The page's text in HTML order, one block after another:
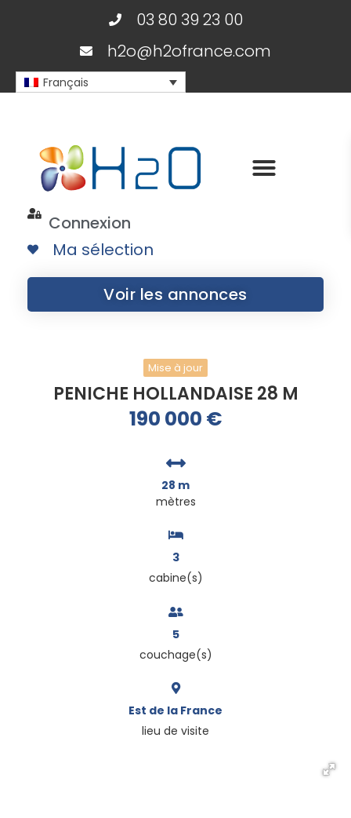
03 80 39 23 00
h2o@h2ofrance.com
Français
Connexion
Ma sélection
Voir les annonces
Mise à jour
PENICHE HOLLANDAISE 28 M
190 000 €
28 m
mètres
3
cabine(s)
5
couchage(s)
Est de la France
lieu de visite